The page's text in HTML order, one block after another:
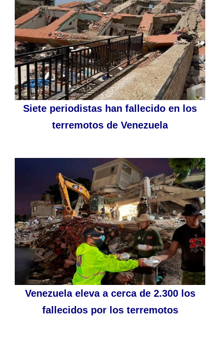
Siete periodistas han fallecido en los
terremotos de Venezuela
Venezuela eleva a cerca de 2.300 los
fallecidos por los terremotos